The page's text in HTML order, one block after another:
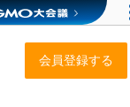
会員登録する